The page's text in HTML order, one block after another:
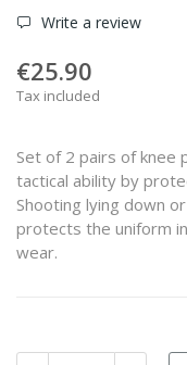
Write a review
€25.90
Tax included
Set of 2 pairs of knee
tactical ability by
Shooting lying down
protects the uniform
wear.